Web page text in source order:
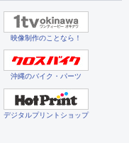
映像制作のことなら！
沖縄のバイク・パーツ
デジタルプリントショップ